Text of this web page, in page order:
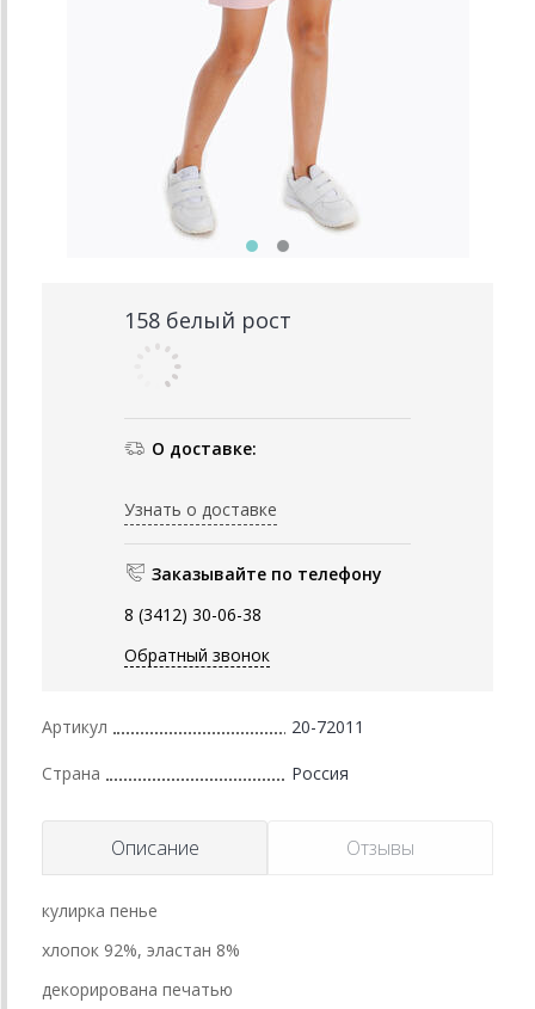
158 белый рост
О доставке:
Узнать о доставке
Заказывайте по телефону
8 (3412) 30-06-38
Обратный звонок
Артикул 20-72011
Страна Россия
Описание Отзывы
кулирка пенье
хлопок 92%, эластан 8%
декорирована печатью